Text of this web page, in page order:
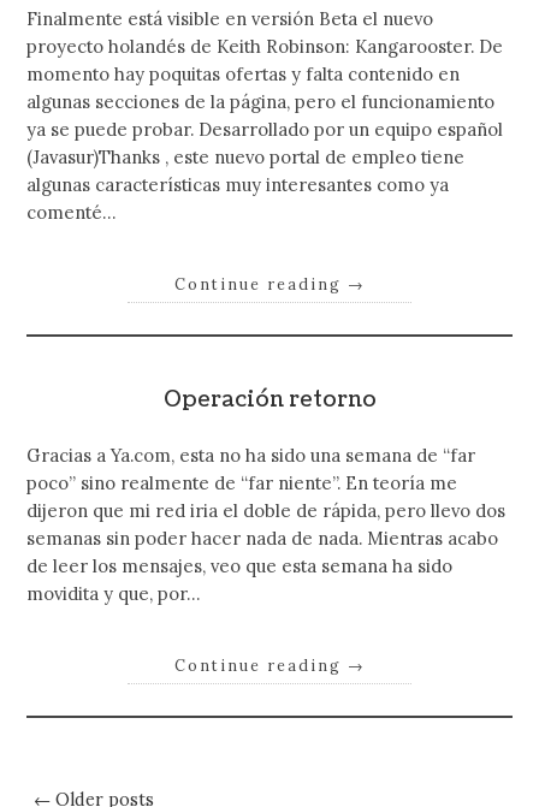
Finalmente está visible en versión Beta el nuevo
proyecto holandés de Keith Robinson: Kangarooster. De
momento hay poquitas ofertas y falta contenido en
algunas secciones de la página, pero el funcionamiento
ya se puede probar. Desarrollado por un equipo español
(Javasur)Thanks , este nuevo portal de empleo tiene
algunas características muy interesantes como ya
comenté…
Continue reading →
Operación retorno
Gracias a Ya.com, esta no ha sido una semana de “far
poco” sino realmente de “far niente”. En teoría me
dijeron que mi red iria el doble de rápida, pero llevo dos
semanas sin poder hacer nada de nada. Mientras acabo
de leer los mensajes, veo que esta semana ha sido
movidita y que, por…
Continue reading →
← Older posts